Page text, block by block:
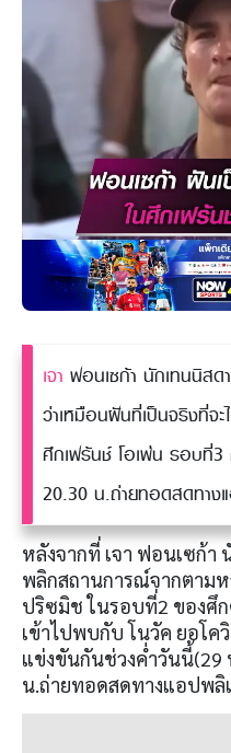
เจา ฟอนเซก้า นักเทนนิส
ว่าเหมือนฝันที่เป็นจริงที่จ
ศึกเฟร้นช์ โอเพ่น รอบที่
20.30 น.ถ่ายทอดสดทาง
หลังจากที่ เจา ฟอนเซก้า
พลิกสถานการณ์จากตาม
ปริซมิช ในรอบที่2 ของศึ
เข้าไปพบกับ โนวัค ยอโค
แข่งขันกันช่วงค่ำวันนี้(29
น.ถ่ายทอดสดทางแอปพลิ